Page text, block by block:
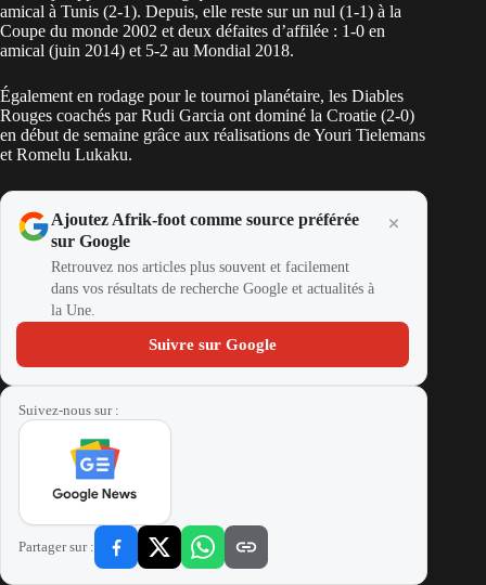
amical à Tunis (2-1). Depuis, elle reste sur un nul (1-1) à la
Coupe du monde 2002 et deux défaites d’affilée : 1-0 en
amical (juin 2014) et 5-2 au Mondial 2018.
Également en rodage pour le tournoi planétaire, les Diables
Rouges coachés par Rudi Garcia ont dominé la Croatie (2-0)
en début de semaine grâce aux réalisations de Youri Tielemans
et Romelu Lukaku.
Ajoutez Afrik-foot comme source préférée
sur Google
Retrouvez nos articles plus souvent et facilement
dans vos résultats de recherche Google et actualités à
la Une.
Suivre sur Google
Suivez-nous sur :
Partager sur :